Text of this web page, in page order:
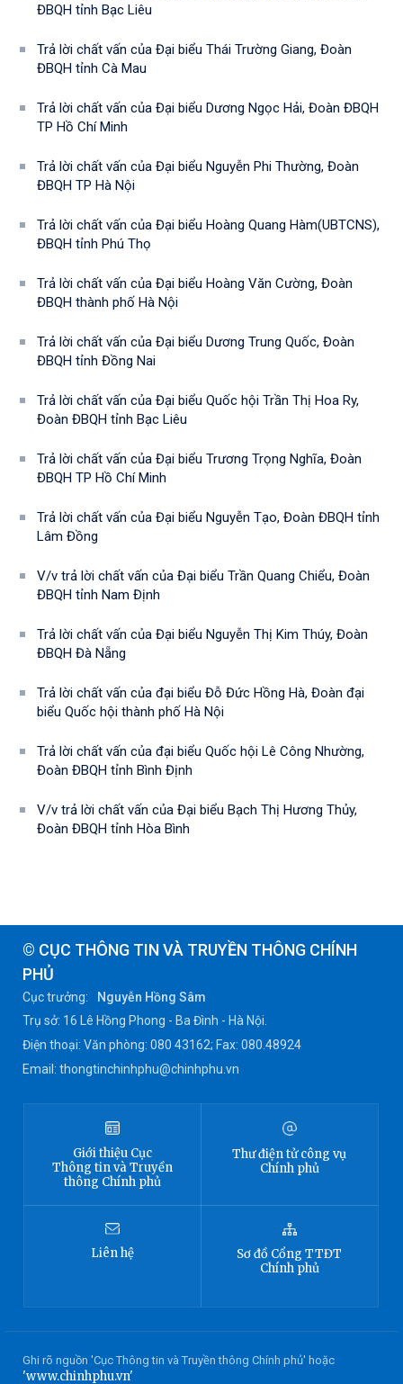
ĐBQH tỉnh Bạc Liêu
Trả lời chất vấn của Đại biểu Thái Trường Giang, Đoàn
ĐBQH tỉnh Cà Mau
Trả lời chất vấn của Đại biểu Dương Ngọc Hải, Đoàn ĐBQH
TP Hồ Chí Minh
Trả lời chất vấn của Đại biểu Nguyễn Phi Thường, Đoàn
ĐBQH TP Hà Nội
Trả lời chất vấn của Đại biểu Hoàng Quang Hàm(UBTCNS),
ĐBQH tỉnh Phú Thọ
Trả lời chất vấn của Đại biểu Hoàng Văn Cường, Đoàn
ĐBQH thành phố Hà Nội
Trả lời chất vấn của Đại biểu Dương Trung Quốc, Đoàn
ĐBQH tỉnh Đồng Nai
Trả lời chất vấn của Đại biểu Quốc hội Trần Thị Hoa Ry,
Đoàn ĐBQH tỉnh Bạc Liêu
Trả lời chất vấn của Đại biểu Trương Trọng Nghĩa, Đoàn
ĐBQH TP Hồ Chí Minh
Trả lời chất vấn của Đại biểu Nguyễn Tạo, Đoàn ĐBQH tỉnh
Lâm Đồng
V/v trả lời chất vấn của Đại biểu Trần Quang Chiểu, Đoàn
ĐBQH tỉnh Nam Định
Trả lời chất vấn của Đại biểu Nguyễn Thị Kim Thúy, Đoàn
ĐBQH Đà Nẵng
Trả lời chất vấn của đại biểu Đỗ Đức Hồng Hà, Đoàn đại
biểu Quốc hội thành phố Hà Nội
Trả lời chất vấn của đại biểu Quốc hội Lê Công Nhường,
Đoàn ĐBQH tỉnh Bình Định
V/v trả lời chất vấn của Đại biểu Bạch Thị Hương Thủy,
Đoàn ĐBQH tỉnh Hòa Bình
© CỤC THÔNG TIN VÀ TRUYỀN THÔNG CHÍNH
PHỦ
Cục trưởng:
Nguyễn Hồng Sâm
Trụ sở: 16 Lê Hồng Phong - Ba Đình - Hà Nội.
Điện thoại: Văn phòng: 080 43162; Fax: 080.48924
Email: thongtinchinhphu@chinhphu.vn
Giới thiệu Cục
Thông tinvà Truyền
thông Chính phủ
Thư điện tử công vụ
Chính phủ
Liên hệ Sơ đồ Cổng TTĐT
Chính phủ
Ghi rõ nguồn 'Cục Thông tin và Truyền thông Chính phủ' hoặc
'www.chinhphu.vn'